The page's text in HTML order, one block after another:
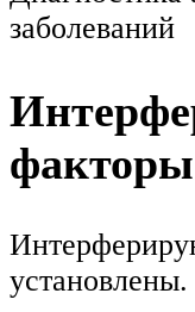
заболеваний
факторы
установлены.